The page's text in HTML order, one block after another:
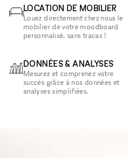
LOCATION DE MOBILIER
Louez directement chez nous le
mobilier de votre moodboard
personnalisé, sans tracas !
DONNÉES & ANALYSES
Mesurez et comprenez votre
succès grâce à nos données et
analyses simplifiées.